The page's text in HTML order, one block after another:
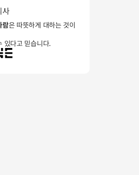
사
람은 따뜻하게 대하는 것이
있다고 믿습니다.